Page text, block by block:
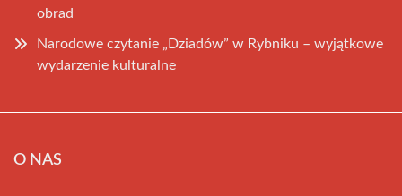
obrad
Narodowe czytanie „Dziadów” w Rybniku – wyjątkowe
wydarzenie kulturalne
O NAS